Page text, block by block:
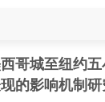
哥城至纽约
的影响机制